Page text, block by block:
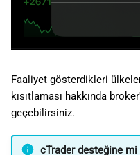
Faaliyet gösterdikleri
kısıtlaması hakkında
geçebilirsiniz.
cTrader desteğine mi